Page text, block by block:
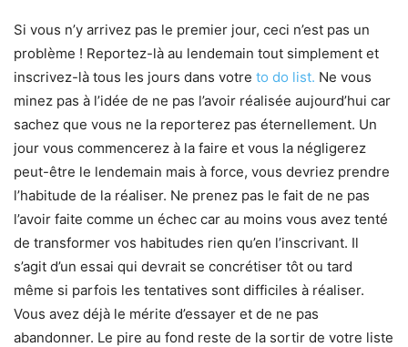
Si vous n’y arrivez pas le premier jour, ceci n’est pas un
problème ! Reportez-là au lendemain tout simplement et
inscrivez-là tous les jours dans votre to do list. Ne vous
minez pas à l’idée de ne pas l’avoir réalisée aujourd’hui car
sachez que vous ne la reporterez pas éternellement. Un
jour vous commencerez à la faire et vous la négligerez
peut-être le lendemain mais à force, vous devriez prendre
l’habitude de la réaliser. Ne prenez pas le fait de ne pas
l’avoir faite comme un échec car au moins vous avez tenté
de transformer vos habitudes rien qu’en l’inscrivant. Il
s’agit d’un essai qui devrait se concrétiser tôt ou tard
même si parfois les tentatives sont difficiles à réaliser.
Vous avez déjà le mérite d’essayer et de ne pas
abandonner. Le pire au fond reste de la sortir de votre liste